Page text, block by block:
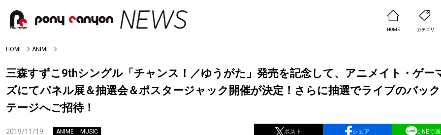
HOME カテゴリ
HOME ANIME
三森すずこ9thシングル「チャンス！／ゆうがた」発売を記念して、アニメイト・ゲー
ズにてパネル展＆抽選会＆ポスタージャック開催が決定！さらに抽選でライブのバッ
テージへご招待！
2019/11/19 ANIME MUSIC ポスト シェア LINEで